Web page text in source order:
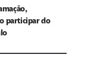
participar do